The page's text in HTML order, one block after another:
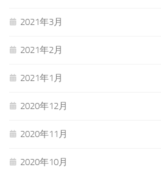
2021年3月
2021年2月
2021年1月
2020年12月
2020年11月
2020年10月